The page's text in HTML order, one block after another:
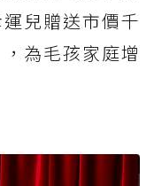
兒贈送市價千
為毛孩家庭增